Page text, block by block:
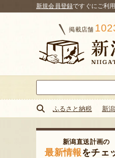
新規会員登録ですぐにご利
掲載店舗
索:
ふるさと納税 新
新潟直送計画の
最新情報をチェ